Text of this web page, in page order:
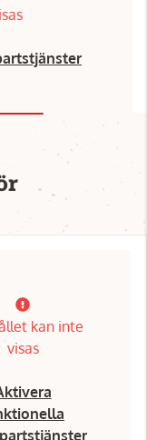
kan inte
visas